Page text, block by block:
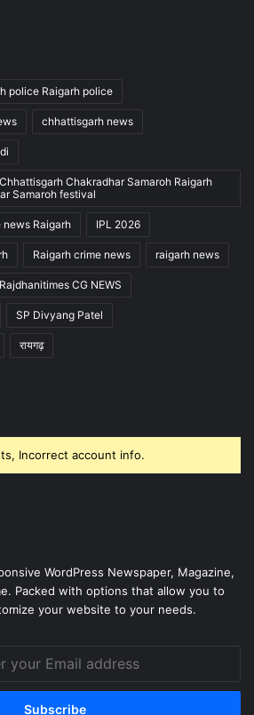
police Raigarh police
chhattisgarh news
Chakradhar Samaroh Raigarh
Samaroh festival
news Raigarh IPL 2026
Raigarh crime news raigarh news
Rajdhanitimes CG NEWS
SP Divyang Patel
रायगढ़
Incorrect account info.
WordPress Newspaper, Magazine,
Packed with options that allow you to
your website to your needs.